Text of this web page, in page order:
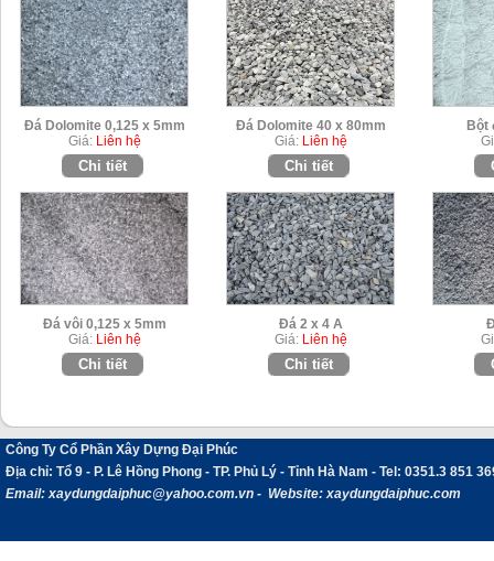
Đá Dolomite 0,125 x 5mm
Giá: Liên hệ
Chi tiết
Đá Dolomite 40 x 80mm
Giá: Liên hệ
Chi tiết
Bột
Đá vôi 0,125 x 5mm
Giá: Liên hệ
Chi tiết
Đá 2 x 4 A
Giá: Liên hệ
Chi tiết
Công Ty Cổ Phần Xây Dựng Đại Phúc
Địa chỉ: Tổ 9 - P. Lê Hồng Phong - TP. Phủ Lý - Tỉnh Hà Nam - Tel: 0351.3 851
Email: xaydungdaiphuc@yahoo.com.vn - Website: xaydungdaiphuc.com